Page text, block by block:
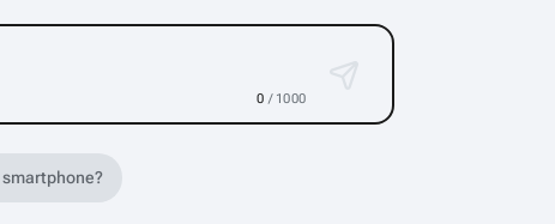
0 / 1000